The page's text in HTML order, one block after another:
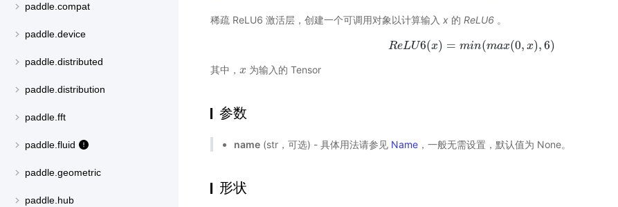
paddle.compat
paddle.device
paddle.distributed
paddle.distribution
paddle.fft
paddle.fluid
paddle.geometric
paddle.hub
稀疏 ReLU6 激活层，创建一个可调用对象以计算输入 x 的 ReLU6 。
ReLU6(x) = min(max(0, x),6)
ReLU6( x)= min(max(0,x),6)
其中， x
x 为输入的 Tensor
参数
name (str，可选) - 具体用法请参见 Name ，一般无需设置，默认值为 None。
形状